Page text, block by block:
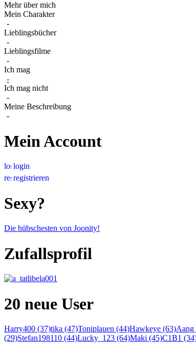
Mehr über mich
Mein Charakter
-
Lieblingsbücher
-
Lieblingsfilme
-
Ich mag
-
Ich mag nicht
-
Meine Beschreibung
-
Mein Account
login
registrieren
Sexy?
Die hübschesten von Joonity!
Zufallsprofil
20 neue User
Harry400 (37)tika (47)Toniplauen (44)Hawkeye (63)Aang
(29)Stefan198110 (44)Lucky_123 (64)Maki (45)C1B1